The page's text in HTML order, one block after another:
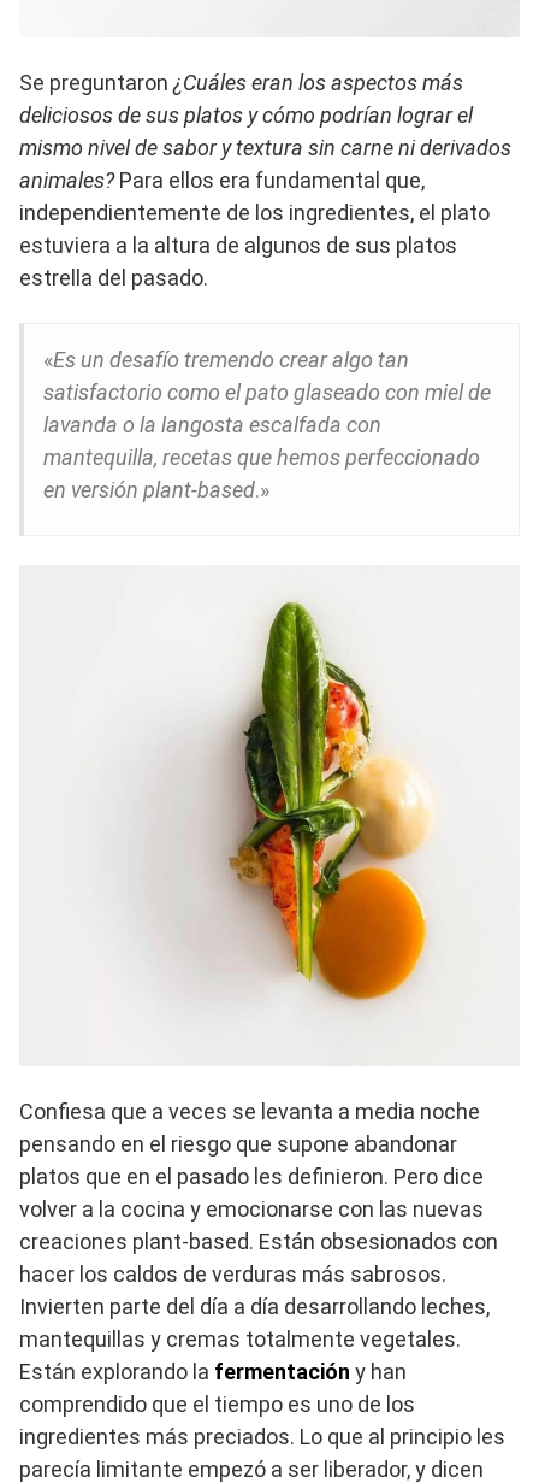
Se preguntaron ¿Cuáles eran los aspectos más
deliciosos de sus platos y cómo podrían lograr el
mismo nivel de sabor y textura sin carne ni derivados
animales?Para ellos era fundamental que,
independientemente de los ingredientes, el plato
estuviera a la altura de algunos de sus platos
estrella del pasado.
«Es un desafío tremendo crear algo tan
satisfactorio como el pato glaseado con miel de
lavanda o la langosta escalfada con
mantequilla, recetas que hemos perfeccionado
en versión plant-based.»
Confiesa que a veces se levanta a media noche
pensando en el riesgo que supone abandonar
platos que en el pasado les definieron. Pero dice
volver a la cocina y emocionarse con las nuevas
creaciones plant-based. Están obsesionados con
hacer los caldos de verduras más sabrosos.
Invierten parte del día a día desarrollando leches,
mantequillas y cremas totalmente vegetales.
Están explorando la fermentación y han
comprendido que el tiempo es uno de los
ingredientes más preciados. Lo que al principio les
parecía limitante empezó a ser liberador, y dicen